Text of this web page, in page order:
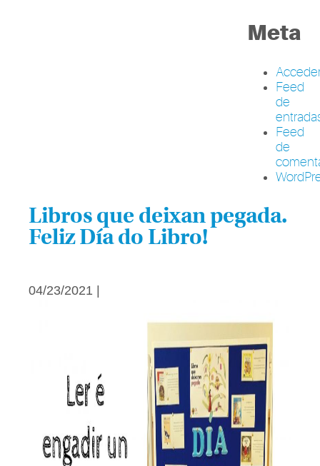
Meta
Feed
de
Feed
de
Libros que deixan pegada.
Feliz Día do Libro!
04/23/2021 |